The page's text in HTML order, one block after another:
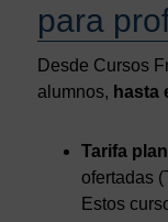
para
Desde Cursos
alumnos, hasta
Tarifa
ofertadas
Estos